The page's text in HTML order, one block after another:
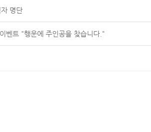
명단
벤트 "행운에 주인공을 찾습니다."